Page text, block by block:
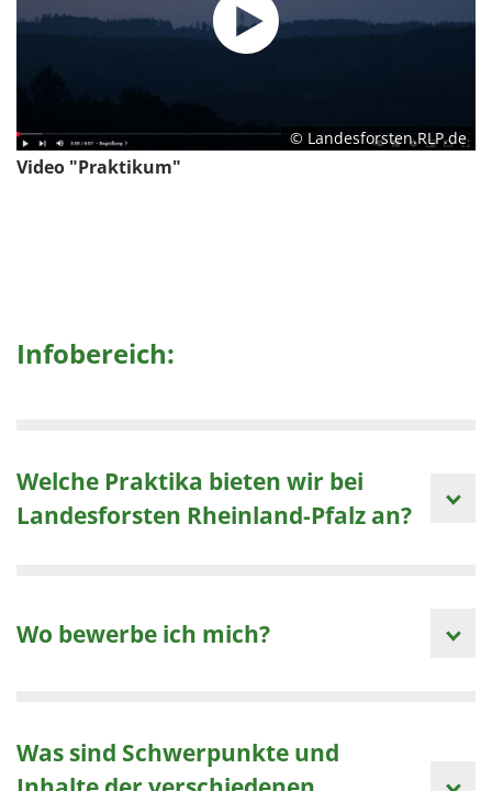
© Landesforsten.RLP.de
Video "Praktikum"
Infobereich:
Welche Praktika bieten wir bei
Landesforsten Rheinland-Pfalz an?
Wo bewerbe ich mich?
Was sind Schwerpunkte und
Vimeo